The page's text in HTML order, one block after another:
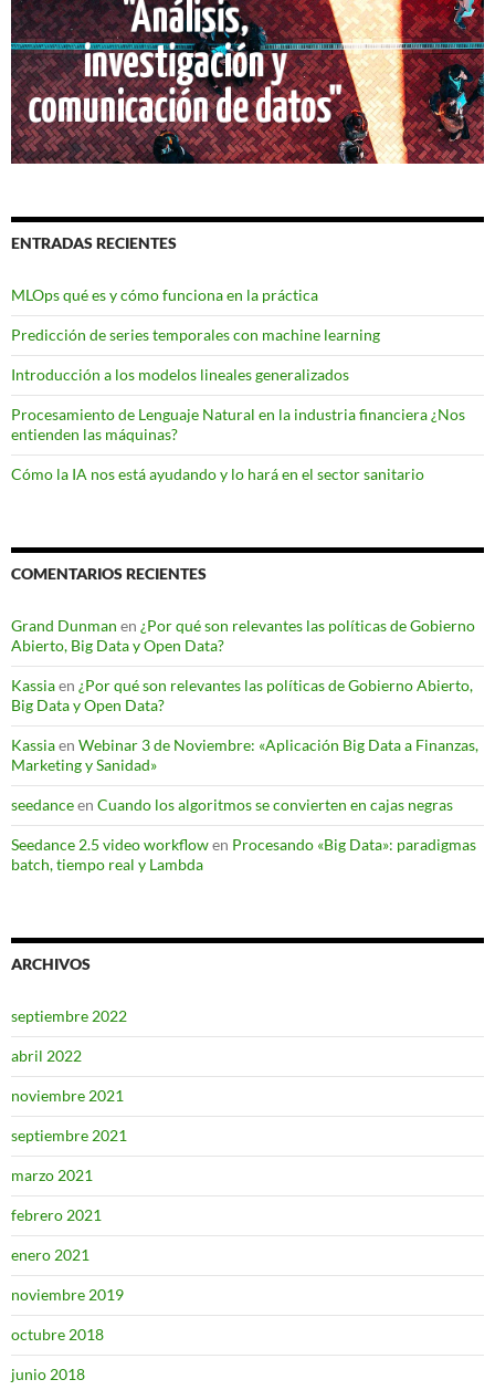
ENTRADAS RECIENTES
MLOps qué es y cómo funciona en la práctica
Predicción de series temporales con machine learning
Introducción a los modelos lineales generalizados
Procesamiento de Lenguaje Natural en la industria financiera ¿Nos
entienden las máquinas?
Cómo la IA nos está ayudando y lo hará en el sector sanitario
COMENTARIOS RECIENTES
Grand Dunman en ¿Por qué son relevantes las políticas de Gobierno
Abierto, Big Data y Open Data?
Kassiaen ¿Por qué son relevantes las políticas de Gobierno Abierto,
Big Data y Open Data?
Kassiaen Webinar 3 de Noviembre: «Aplicación Big Data a Finanzas,
Marketing y Sanidad»
seedanceen Cuando los algoritmos se convierten en cajas negras
Seedance 2.5 video workflowen Procesando «Big Data»: paradigmas
batch, tiempo real y Lambda
ARCHIVOS
septiembre 2022
abril 2022
noviembre 2021
septiembre 2021
marzo 2021
febrero 2021
enero 2021
noviembre 2019
octubre 2018
junio 2018